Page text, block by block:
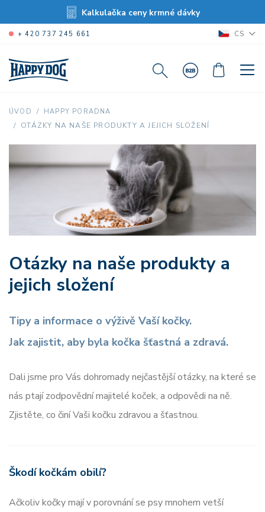
Kalkulačka ceny krmné dávky
+ 420 737 245 661 CS
ÚVOD HAPPY PORADNA
OTÁZKY NA NAŠE PRODUKTY A JEJICH SLOŽENÍ
Otázky na naše produkty a
jejich složení
Tipy a informace o výživě Vaší kočky.
Jak zajistit, aby byla kočka šťastná a zdravá.
Dali jsme pro Vás dohromady nejčastější otázky, na které se
nás ptají zodpovědní majitelé koček, a odpovědi na ně.
Zjistěte, co činí Vaši kočku zdravou a šťastnou.
Škodí kočkám obilí?
Ačkoliv kočky mají v porovnání se psy mnohem vetší